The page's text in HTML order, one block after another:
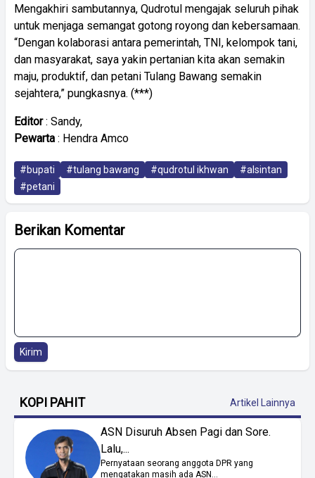
Mengakhiri sambutannya, Qudrotul mengajak seluruh pihak
untuk menjaga semangat gotong royong dan kebersamaan.
“Dengan kolaborasi antara pemerintah, TNI, kelompok tani,
dan masyarakat, saya yakin pertanian kita akan semakin
maju, produktif, dan petani Tulang Bawang semakin
sejahtera,” pungkasnya. (***)
Editor: Sandy,
Pewarta : Hendra Amco
#bupati #tulang bawang #qudrotul ikhwan
#alsintan
#petani
Berikan Komentar
Kirim
KOPI PAHIT Artikel Lainnya
ASN Disuruh Absen Pagi dan Sore.
Lalu,...
Pernyataan seorang anggota DPR yang
mengatakan masih ada ASN...